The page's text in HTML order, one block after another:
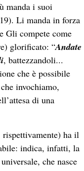
manda i suoi
Li manda in forza
Gli compete come
glorificato: “Andate
, battezzandoli...
che è possibile
invochiamo,
di una
ha il
indica, infatti, la
che nasce